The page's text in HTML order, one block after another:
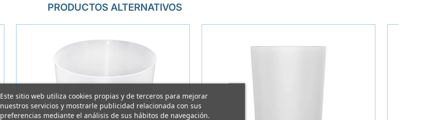
Este sitio web utiliza cookies propias y de terceros para mejorar
nuestros servicios y mostrarle publicidad relacionada con sus
preferencias mediante el análisis de sus hábitos de navegación.
PRODUCTOS ALTERNATIVOS